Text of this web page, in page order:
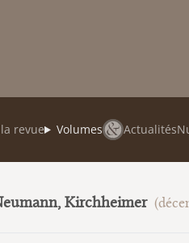
revue Volumes Actualités
Kirchheimer